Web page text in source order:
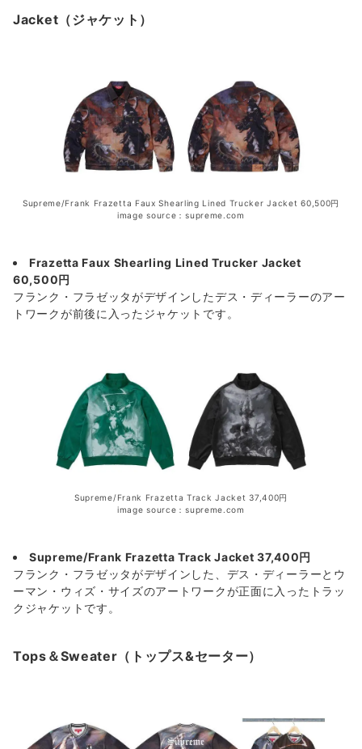
Jacket（ジャケット）
Supreme/Frank Frazetta Faux Shearling Lined Trucker Jacket 60,500円
image source：supreme.com
Frazetta Faux Shearling Lined Trucker Jacket
60,500円
フランク・フラゼッタがデザインしたデス・ディーラーのアー
トワークが前後に入ったジャケットです。
Supreme/Frank Frazetta Track Jacket 37,400円
image source：supreme.com
Supreme/Frank Frazetta Track Jacket 37,400円
フランク・フラゼッタがデザインした、デス・ディーラーとウ
ーマン・ウィズ・サイズのアートワークが正面に入ったトラッ
クジャケットです。
Tops＆Sweater（トップス&セーター）